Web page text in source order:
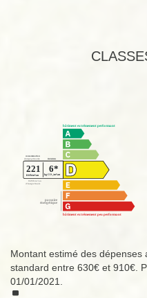
Montant estimé des
standard entre 630€ et 910€.
01/01/2021.